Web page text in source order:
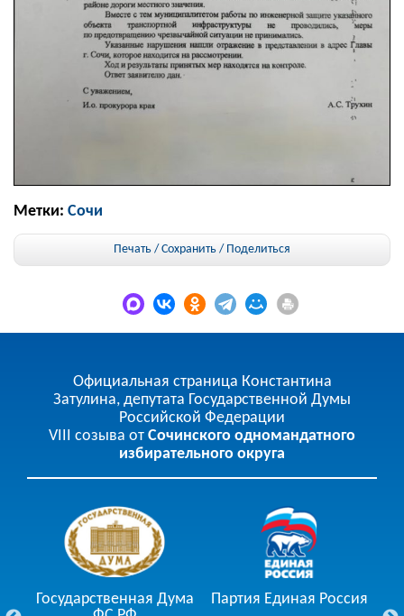
Метки: Сочи
Печать / Сохранить / Поделиться
Официальная страница Константина
Затулина, депутата Государственной Думы
Российской Федерации
VIII созыва от Сочинского одномандатного
избирательного округа
Государственная Дума
Партия Единая Россия